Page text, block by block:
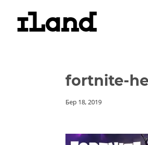
fortnite-
Бер 18, 2019